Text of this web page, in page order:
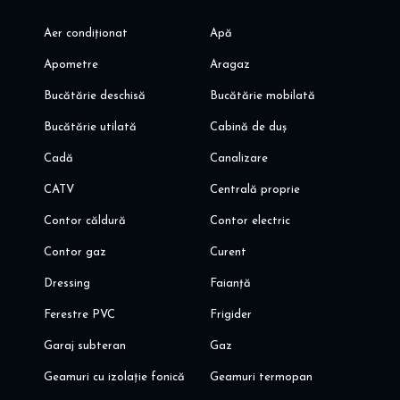
Aer condiționat Apă
Apometre Aragaz
Bucătărie deschisă Bucătărie mobilată
Bucătărie utilată Cabină de duș
Cadă Canalizare
CATV Centrală proprie
Contor căldură Contor electric
Contor gaz Curent
Dressing Faianță
Ferestre PVC Frigider
Garaj subteran Gaz
Geamuri cu izolație fonică Geamuri termopan